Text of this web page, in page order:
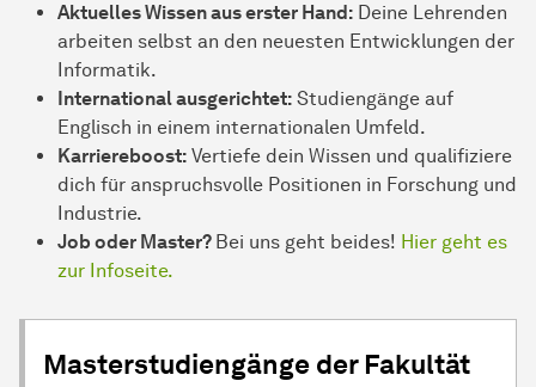
Aktuelles Wissen aus erster Hand: Deine Lehrenden
arbeiten selbst an den neuesten Entwicklungen der
Informatik.
International ausgerichtet: Studiengänge auf
Englisch in einem internationalen Umfeld.
Karriereboost: Vertiefe dein Wissen und qualifiziere
dich für anspruchsvolle Positionen in Forschung und
Industrie.
Job oder Master? Bei uns geht beides! Hier geht es
zur Infoseite.
Masterstudiengänge der Fakultät